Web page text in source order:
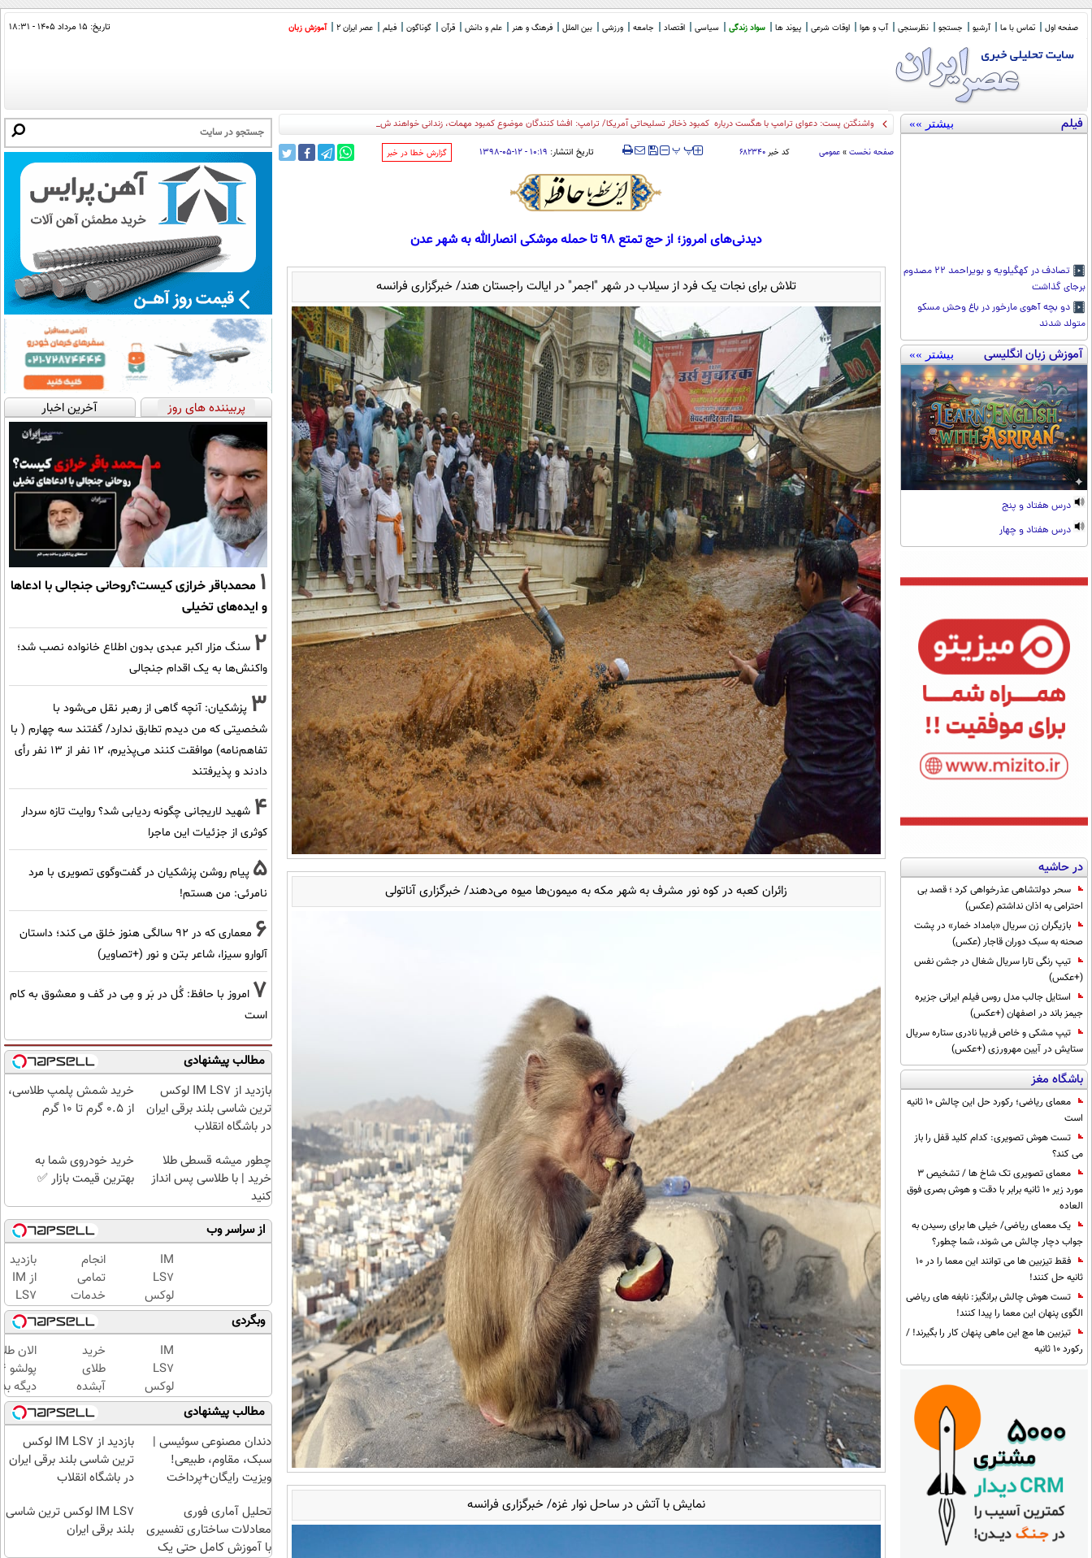
صفحه اول تماس با ما آرشیو جستجو نظرسنجی آب و هوا اوقات شرعی پیوند ها سواد زندگی سیاسی اقتصاد جامعه ورزشی بین الملل فرهنگ و هنر علم و دانش قرآن گوناگون فیلم عصر ایران 2 آموزش زبان تاریخ: ۱۵ مرداد ۱۴۰۵ - ۱۸:۳۱
فیلم بیشتر »»
تصادف در کهگیلویه و بویراحمد ۲۲ مصدوم
برجای گذاشت
دو بچه آهوی مارخور در باغ وحش مسکو
متولد شدند
آموزش زبان انگلیسی بیشتر »»
درس هفتاد و پنج
درس هفتاد و چهار
در حاشیه
سحر دولتشاهی عذرخواهی کرد ؛ قصد بی
احترامی به اذان نداشتم (عکس)
بازیگران زن سریال «بامداد خمار» در پشت
صحنه به سبک دوران قاجار (عکس)
تیپ رنگی تارا سریال شغال در جشن نفس
(+عکس)
استایل جالب مدل روس فیلم ایرانی جزیره
جیمز باند در اصفهان (+عکس)
تیپ مشکی و خاص فریبا نادری ستاره سریال
ستایش در آیین مهرورزی (+عکس)
باشگاه مغز
معمای ریاضی؛ رکورد حل این چالش 10 ثانیه
است
تست هوش تصویری: کدام کلید قفل را باز
می کند؟
معمای تصویری تک شاخ ها / تشخیص 3
مورد زیر 10 ثانیه برابر با دقت و هوش بصری فوق
العاده
یک معمای ریاضی/ خیلی ها برای رسیدن به
جواب دچار چالش می شوند، شما چطور؟
فقط تیزبین ها می توانند این معما را در 10
ثانیه حل کنند!
تست هوش چالش برانگیز: نابغه های ریاضی
الگوی پنهان این معما را پیدا کنند!
تیزبین ها مچ این ماهی پنهان کار را بگیرند! /
رکورد 10 ثانیه
۴ ک _
صفحه نخست » عمومی کد خبر ۶۸۲۳۴۰ ‍‍‍ پپ تاریخ انتشار: ۱۰:۱۹ - ۱۲-۰۵-۱۳۹۸ ‌گزارش خطا در خبر
دیدنی‌های امروز؛ از حج تمتع 98 تا حمله موشکی انصارالله به شهر عدن
تلاش برای نجات یک فرد از سیلاب در شهر "اجمر" در ایالت راجستان هند/ خبرگزاری فرانسه
زائران کعبه در کوه نور مشرف به شهر مکه به میمون‌ها میوه می‌دهند/ خبرگزاری آناتولی
نمایش با آتش در ساحل نوار غزه/ خبرگزاری فرانسه
پربیننده های روز آخرین اخبار
1 محمدباقر خرازی کیست؟روحانی جنجالی با ادعاها
و ایده‌های تخیلی
2 سنگ مزار اکبر عبدی بدون اطلاع خانواده نصب شد؛
واکنش‌ها به یک اقدام جنجالی
3 پزشکیان‌: آنچه گاهی از رهبر نقل می‌شود با
شخصیتی که من دیدم تطابق ندارد/ گفتند سه چهارم ( با
تفاهم‌نامه) موافقت کنند می‌پذیرم، 12 نفر از 13 نفر رأی
دادند و پذیرفتند
4 شهید لاریجانی چگونه ردیابی شد؟ روایت تازه سردار
کوثری از جزئیات این ماجرا
5 پیام روشن پزشکیان در گفت‌و‌گوی تصویری با مرد
نامرئی: من هستم!
6
معماری که در 92 سالگی هنوز خلق می کند؛ داستان
آلوارو سیزا، شاعر بتن و نور (+تصاویر)
7 امروز با حافظ: گُل در بَر و مِی در کَف و معشوق به کام
است
مطالب پیشنهادی
بازدید از IM LS7 لوکس
ترین شاسی بلند برقی ایران
در باشگاه انقلاب
خرید شمش پلمپ طلاسی،
از ۰.۵ گرم تا ۱۰ گرم
چطور میشه قسطی طلا
خرید | با طلاسی پس انداز
کنید
خرید خودروی شما به
بهترین قیمت بازار ✅
از سراسر وب
IM
LS7
لوکس
ترین
شاسی
بلند
برقی
ایران
انجام
تمامی
خدمات
خودرویی
در محل
با یدک
دات کام
بازدید
از IM
LS7
لوکس
ترین
شاسی
بلند
برقی
ایران
در
باشگاه
انقلاب
وبگردی
IM
LS7
لوکس
ترین
شاسی
بلند
برقی
ایران
خرید
طلای
آبشده
حتی با
۱۰۰هزارتومان
الان
دیگه
طلا با
بی‌بهره
مطالب پیشنهادی
دندان مصنوعی سوئیسی |
سبک، مقاوم، طبیعی!
ویزیت رایگان+پرداخت
بازدید از IM LS7 لوکس
ترین شاسی بلند برقی ایران
در باشگاه انقلاب
تحلیل آماری فوری
معادلات ساختاری تفسیری
با آموزش کامل حتی یک
IM LS7 لوکس ترین شاسی
بلند برقی ایران